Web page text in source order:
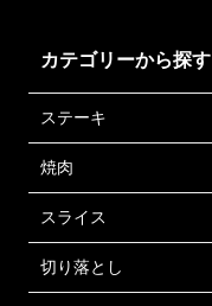
カテゴリーから探す
ステーキ
焼肉
スライス
切り落とし